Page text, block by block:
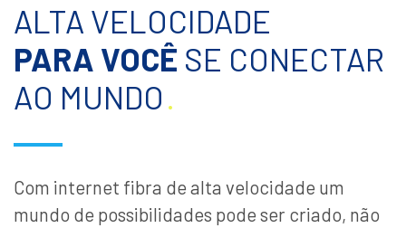
ALTA VELOCIDADE
PARA VOCÊ SE CONECTAR
AO MUNDO.
Com internet fibra de alta velocidade um
mundo de possibilidades pode ser criado, não